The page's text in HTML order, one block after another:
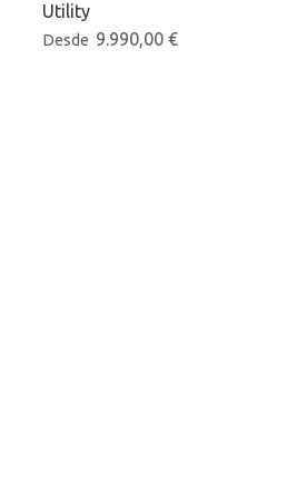
Utility
Desde 9.990,00 €